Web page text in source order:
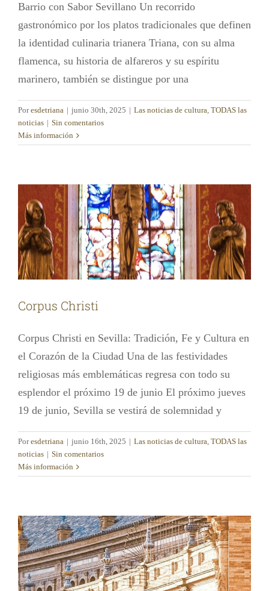
Barrio con Sabor Sevillano Un recorrido
gastronómico por los platos tradicionales que definen
la identidad culinaria trianera Triana, con su alma
flamenca, su historia de alfareros y su espíritu
marinero, también se distingue por una
Poresdetriana | junio 30th, 2025 | Las noticias de cultura, TODAS las
noticias | Sin comentarios
Más información
Corpus Christi
Corpus Christi
Corpus Christi en Sevilla: Tradición, Fe y Cultura en
el Corazón de la Ciudad Una de las festividades
religiosas más emblemáticas regresa con todo su
esplendor el próximo 19 de junio El próximo jueves
19 de junio, Sevilla se vestirá de solemnidad y
Poresdetriana | junio 16th, 2025 | Las noticias de cultura, TODAS las
noticias | Sin comentarios
Más información
Triana Brilla en la Feria